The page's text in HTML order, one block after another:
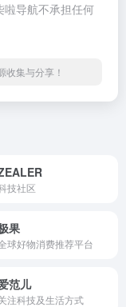
啦导航不承担任何
集与分享！
技社区
果
球好物消费推荐平台
范儿
注科技及生活方式